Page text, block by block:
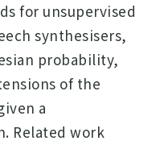
for unsupervised
synthesisers,
probability,
of the
a
Related work